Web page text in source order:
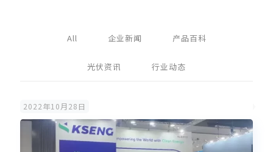
All 企业新闻 产品百科
光伏资讯 行业动态
2022年10月28日